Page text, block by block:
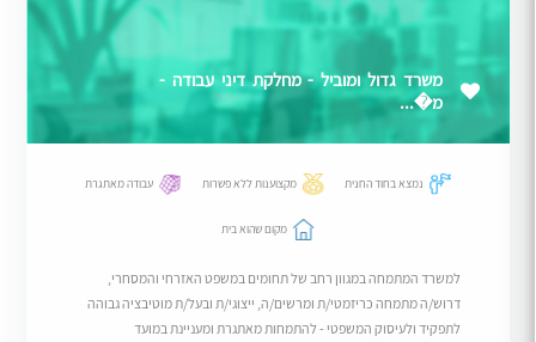
משרד גדול ומוביל - מחלקת דיני עבודה -
מ�...
נמצא בחוד החנית מקצוענות ללא פשרות עבודה מאתגרת
מקום שהוא בית
למשרד המתמחה במגוון רחב של תחומים במשפט האזרחי והמסחרי,
דרוש/ה מתמחה כריזמטי/ת ומרשים/ה, ייצוגי/ת ובעל/ת מוטיבציה גבוהה
לתפקיד ולעיסוק המשפטי - להתמחות מאתגרת ומעניינת במועד